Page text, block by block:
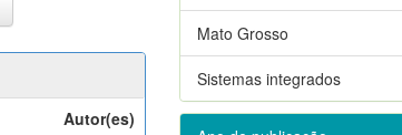
Autor(es)
Mato Grosso
Sistemas integrados